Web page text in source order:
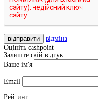
відправити
відміна
Оцініть cashpoint
Залиште свій відгук
Ваше ім'я
Email
Рейтинг